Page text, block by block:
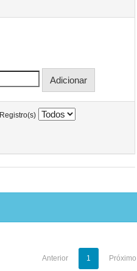
Registro(s)
Anterior 1 Próximo